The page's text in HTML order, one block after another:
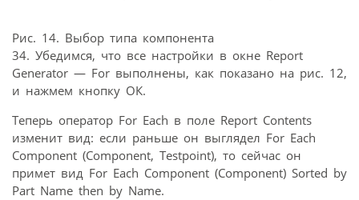
Рис. 14. Выбор типа компонента
34. Убедимся, что все настройки в окне Report
Generator — For выполнены, как показано на рис. 12,
и нажмем кнопку ОК.
Теперь оператор For Each в поле Report Contents
изменит вид: если раньше он выглядел For Each
Component (Component, Testpoint), то сейчас он
примет вид For Each Component (Component) Sorted by
Part Name then by Name.